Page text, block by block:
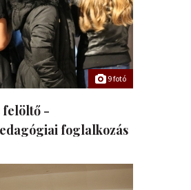
9 fotó
felöltő -
foglalkozás